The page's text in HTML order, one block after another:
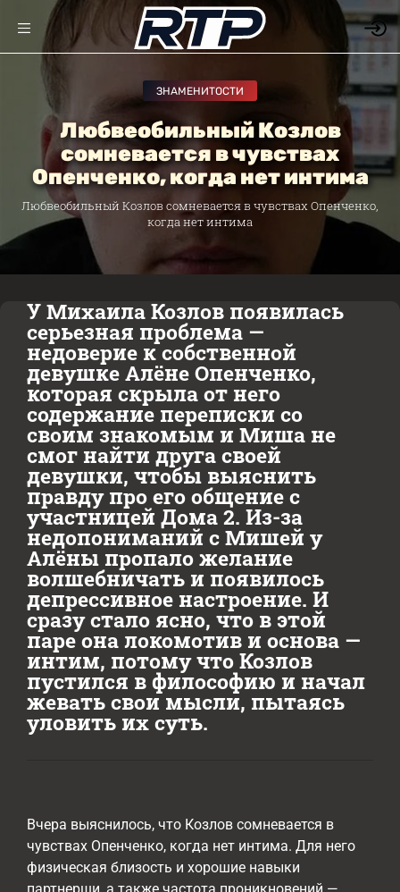
ЗНАМЕНИТОСТИ
Любвеобильный Козлов
сомневается в чувствах
Опенченко, когда нет интима
Любвеобильный Козлов сомневается в чувствах Опенченко,
когда нет интима
У Михаила Козлов появилась
серьезная проблема —
недоверие к собственной
девушке Алёне Опенченко,
которая скрыла от него
содержание переписки со
своим знакомым и Миша не
смог найти друга своей
девушки, чтобы выяснить
правду про его общение с
участницей Дома 2. Из-за
недопониманий с Мишей у
Алёны пропало желание
волшебничать и появилось
депрессивное настроение. И
сразу стало ясно, что в этой
паре она локомотив и основа —
интим, потому что Козлов
пустился в философию и начал
жевать свои мысли, пытаясь
уловить их суть.
Вчера выяснилось, что Козлов сомневается в
чувствах Опенченко, когда нет интима. Для него
физическая близость и хорошие навыки